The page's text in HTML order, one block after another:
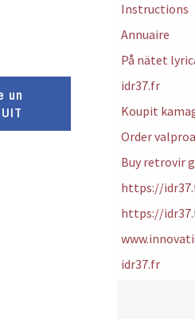
un
Instructions
Annuaire
På nätet
idr37.fr
Koupit
Order
Buy retrovir
https://
https://
idr37.fr